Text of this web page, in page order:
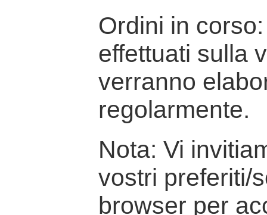
Ordini in
effettuati sulla
verranno
regolarmente.
Nota: Vi
vostri preferiti/
browser per